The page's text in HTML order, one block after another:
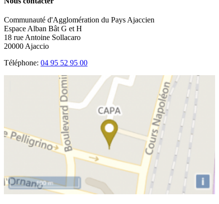
Communauté d'Agglomération du Pays Ajaccien
Espace Alban Bât G et H
18 rue Antoine Sollacaro
20000 Ajaccio
Téléphone: 04 95 52 95 00